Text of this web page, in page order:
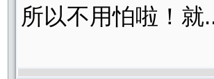
所以不用怕啦！